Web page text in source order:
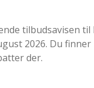
tilbudsavisen til
2026. Du finner
der.